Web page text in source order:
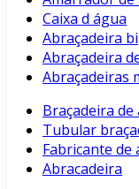
Caixa d água
Abraçadeira
Abraçadeira
Abraçadeiras
Braçadeira de
Tubular
Fabricante de
Abracadeira